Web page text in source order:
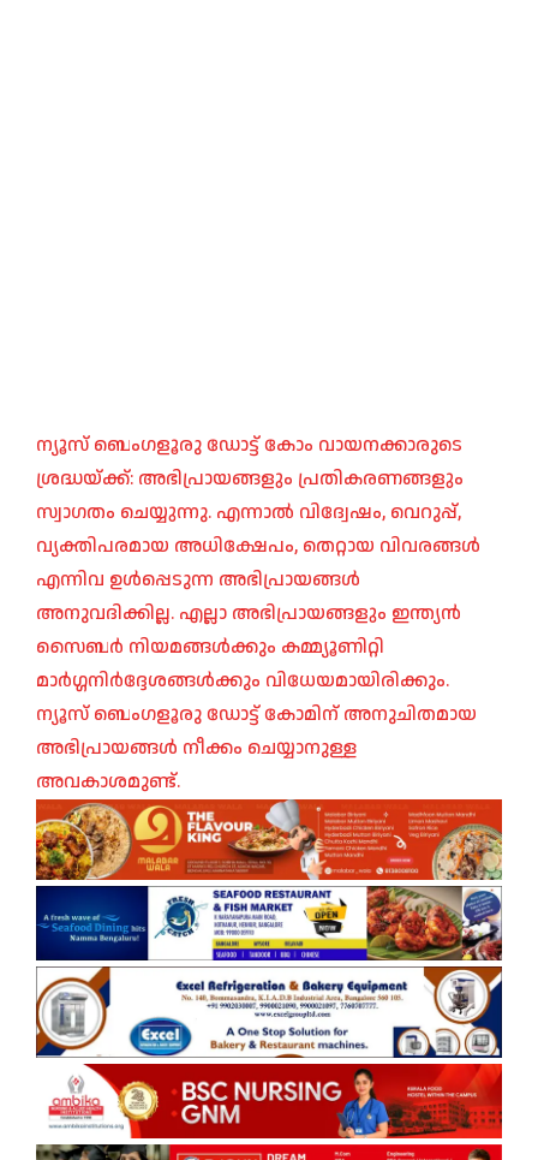
ന്യൂസ് ബെംഗളൂരു ഡോട്ട് കോം വായനക്കാരുടെ
ശ്രദ്ധയ്ക്ക്: അഭിപ്രായങ്ങളും പ്രതികരണങ്ങളും
സ്വാഗതം ചെയ്യുന്നു. എന്നാൽ വിദ്വേഷം, വെറുപ്പ്,
വ്യക്തിപരമായ അധിക്ഷേപം, തെറ്റായ വിവരങ്ങൾ
എന്നിവ ഉൾപ്പെടുന്ന അഭിപ്രായങ്ങൾ
അനുവദിക്കില്ല. എല്ലാ അഭിപ്രായങ്ങളും ഇന്ത്യൻ
സൈബർ നിയമങ്ങൾക്കും കമ്മ്യൂണിറ്റി
മാർഗ്ഗനിർദ്ദേശങ്ങൾക്കും വിധേയമായിരിക്കും.
ന്യൂസ് ബെംഗളൂരു ഡോട്ട് കോമിന് അനുചിതമായ
അഭിപ്രായങ്ങൾ നീക്കം ചെയ്യാനുള്ള
അവകാശമുണ്ട്.